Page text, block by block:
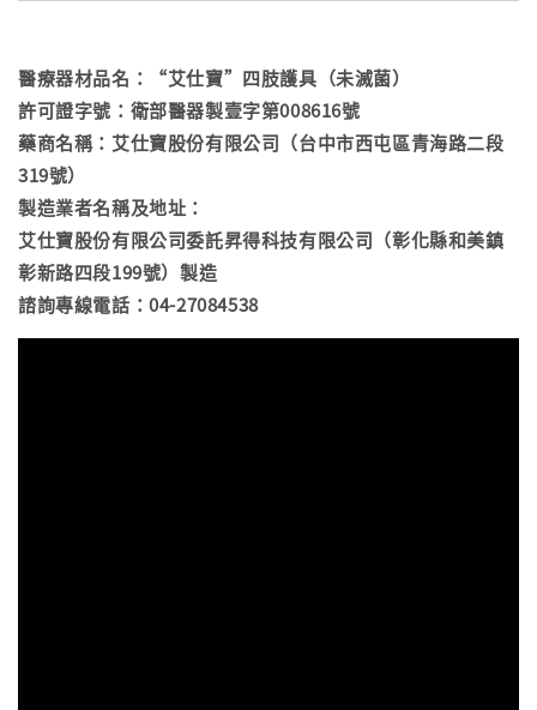
醫療器材品名：“艾仕寶”四肢護具（未滅菌）
許可證字號：衛部醫器製壹字第008616號
藥商名稱：艾仕寶股份有限公司（台中市西屯區青海路二段
319號）
製造業者名稱及地址：
艾仕寶股份有限公司委託昇得科技有限公司（彰化縣和美鎮
彰新路四段199號）製造
諮詢專線電話：04-27084538